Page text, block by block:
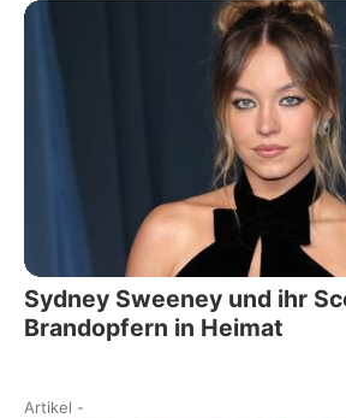
Sydney Sweeney und ihr
Brandopfern in Heimat
Artikel -